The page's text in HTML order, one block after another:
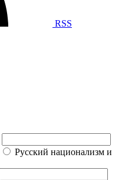
RSS
Русский национализм и